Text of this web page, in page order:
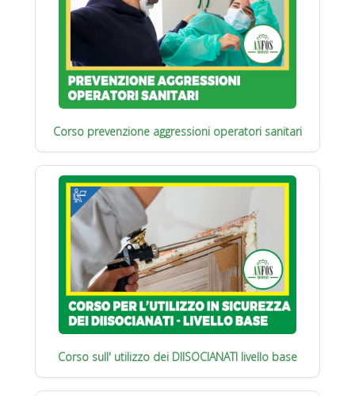
Corso prevenzione aggressioni operatori sanitari
Corso sull' utilizzo dei DIISOCIANATI livello base